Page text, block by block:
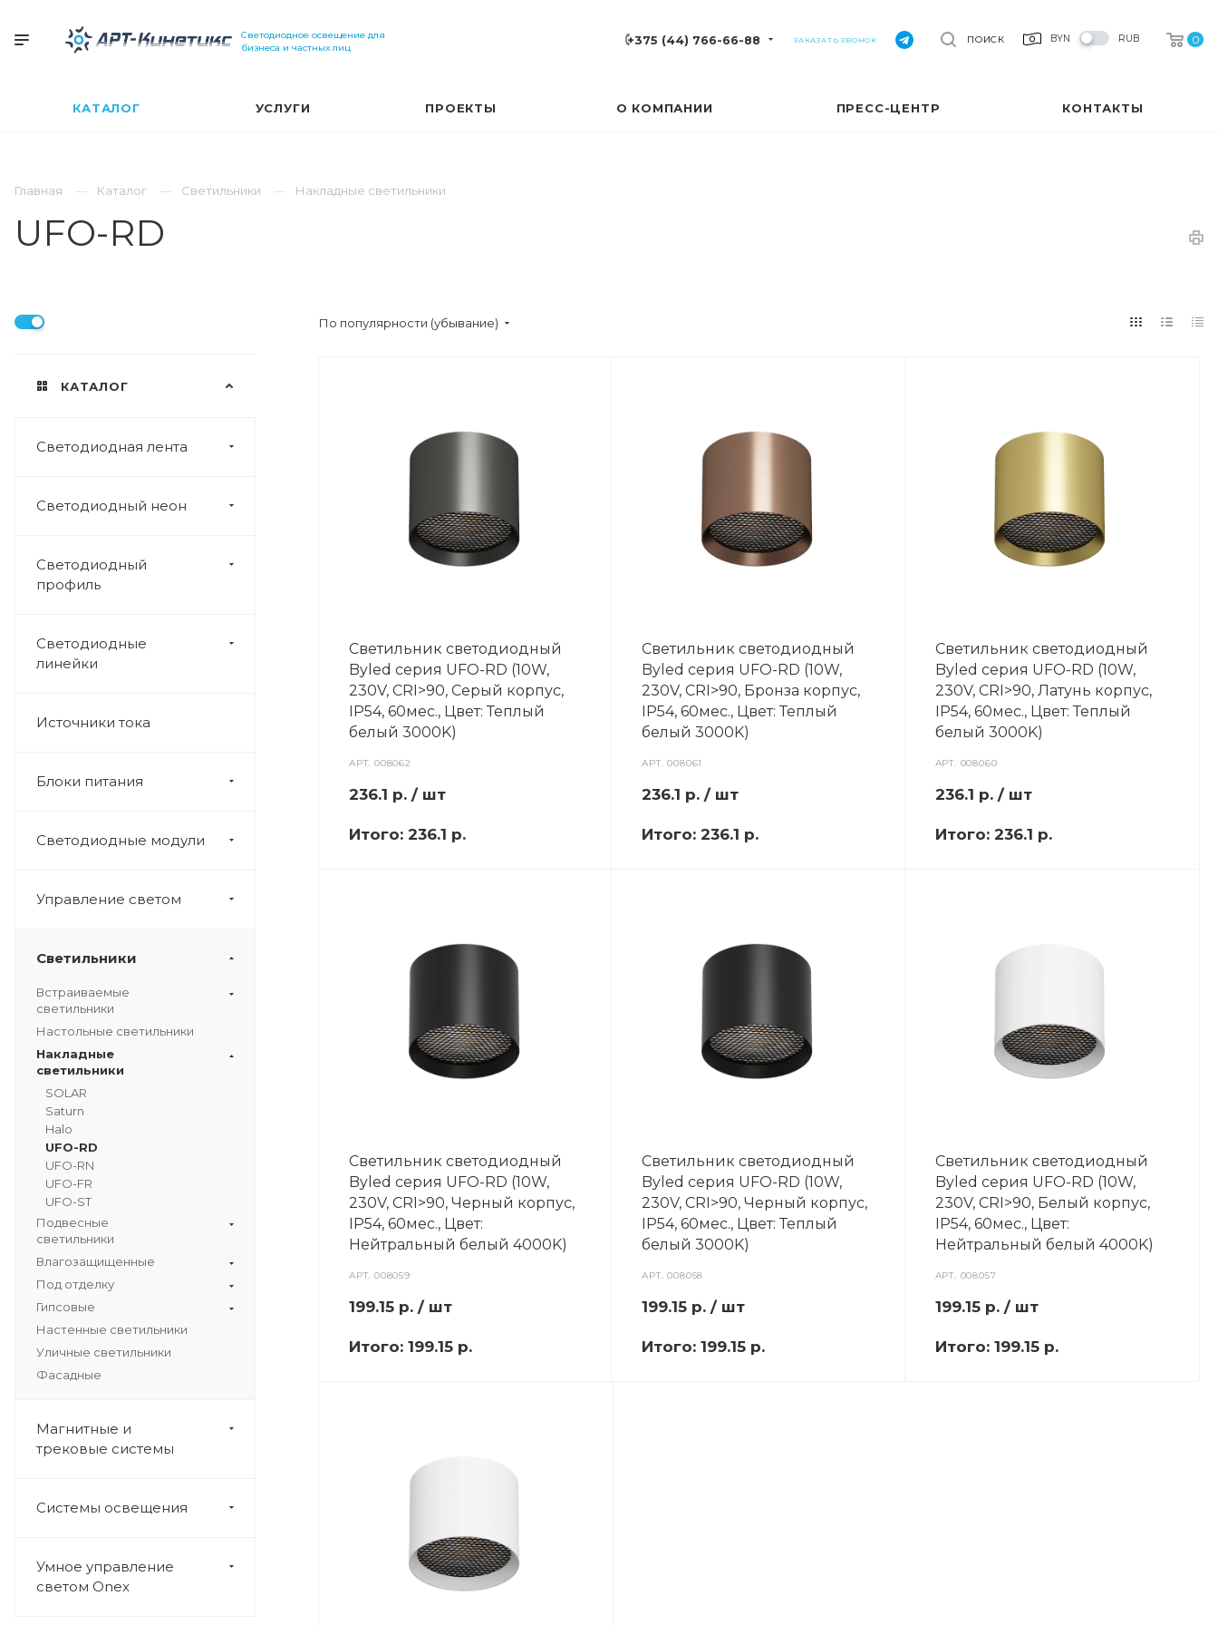
Светодиодное освещение для
бизнеса и частных лиц
0
BYN RUB
ПОИСК
+375 (44) 766-66-88 ЗАКАЗАТЬ ЗВОНОК
КАТАЛОГ УСЛУГИ ПРОЕКТЫ О КОМПАНИИ ПРЕСС-ЦЕНТР КОНТАКТЫ
Главная Каталог Светильники Накладные светильники
UFO-RD
КАТАЛОГ
Светодиодная лента
Светодиодный неон
Светодиодный
профиль
Светодиодные
линейки
Источники тока
Блоки питания
Светодиодные модули
Управление светом
Светильники
Встраиваемые
светильники
Настольные светильники
Накладные
светильники
SOLAR
Saturn
Halo
UFO-RD
UFO-RN
UFO-FR
UFO-ST
Подвесные
светильники
Влагозащищенные
Под отделку
Гипсовые
Настенные светильники
Уличные светильники
Фасадные
Магнитные и
трековые системы
Системы освещения
Умное управление
светом Onex
По популярности (убывание)
Светильник светодиодный
Byled серия UFO-RD (10W,
230V, CRI>90, Серый корпус,
IP54, 60мес., Цвет: Теплый
белый 3000K)
АРТ.008062
236.1 р. / шт
Итого: 236.1 р.
Светильник светодиодный
Byled серия UFO-RD (10W,
230V, CRI>90, Бронза корпус,
IP54, 60мес., Цвет: Теплый
белый 3000K)
АРТ.008061
236.1 р. / шт
Итого:236.1 р.
Светильник светодиодный
Byled серия UFO-RD (10W,
230V, CRI>90, Латунь корпус,
IP54, 60мес., Цвет: Теплый
белый 3000K)
АРТ. 008060
236.1 р./ шт
Итого: 236.1 р.
Светильник светодиодный
Byled серия UFO-RD (10W,
230V, CRI>90, Черный корпус,
IP54, 60мес., Цвет:
Нейтральный белый 4000K)
АРТ.008059
199.15 р. / шт
Итого: 199.15 р.
Светильник светодиодный
Byled серия UFO-RD (10W,
230V, CRI>90, Черный корпус,
IP54, 60мес., Цвет: Теплый
белый 3000K)
АРТ.008058
199.15 р. / шт
Итого:199.15 р.
Светильник светодиодный
Byled серия UFO-RD (10W,
230V, CRI>90, Белый корпус,
IP54, 60мес., Цвет:
Нейтральный белый 4000K)
АРТ. 008057
199.15 р./ шт
Итого: 199.15 р.